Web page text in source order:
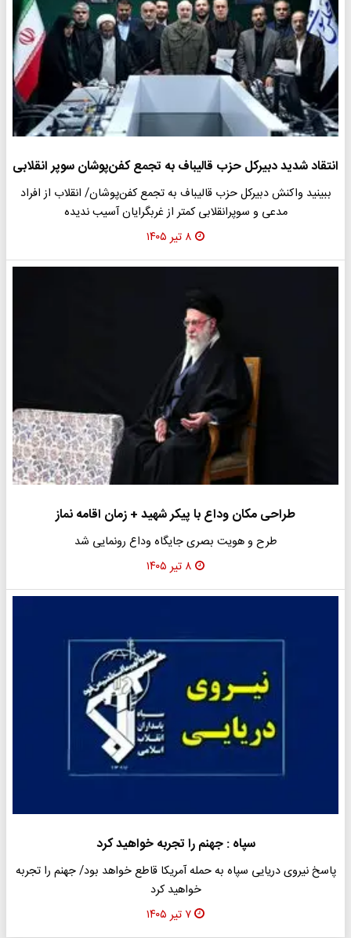
انتقاد شدید دبیرکل حزب قالیباف به تجمع کفن‌پوشان سوپر انقلابی
ببینید واکنش دبیرکل حزب قالیباف به تجمع کفن‌پوشان/ انقلاب از افراد
مدعی و سوپرانقلابی کمتر از غربگرایان آسیب ندیده
۸ تیر ۱۴۰۵
طراحی مکان وداع با پیکر شهید + زمان اقامه نماز
طرح و هویت بصری جایگاه وداع رونمایی شد
۸ تیر ۱۴۰۵
سپاه : جهنم را تجربه خواهید کرد
پاسخ نیروی دریایی سپاه به حمله آمریکا قاطع خواهد بود/ جهنم را تجربه
خواهید کرد
۷ تیر ۱۴۰۵